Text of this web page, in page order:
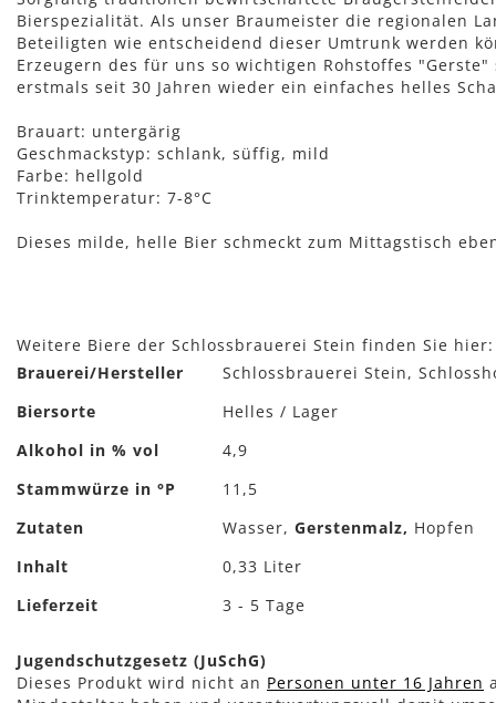
Bierspezialität. Als unser Braumeister die regionalen
Beteiligten wie entscheidend dieser Umtrunk werden
Erzeugern des für uns so wichtigen Rohstoffes
erstmals seit 30 Jahren wieder ein einfaches helles
Brauart: untergärig
Geschmackstyp: schlank, süffig, mild
Farbe: hellgold
Trinktemperatur: 7-8°C
Dieses milde, helle Bier schmeckt zum Mittagstisch
Weitere Biere der Schlossbrauerei Stein finden Sie hier:
Mehr
Brauerei/Hersteller
Schlossbrauerei Stein,
Biersorte
Helles / Lager
Alkohol in % vol
4,9
Stammwürze in °P
11,5
Zutaten
Wasser, Gerstenmalz, Hopfen
Inhalt
0,33 Liter
Lieferzeit
3 - 5 Tage
Jugendschutzgesetz (JuSchG)
Dieses Produkt wird nicht an Personen unter 16 Jahren